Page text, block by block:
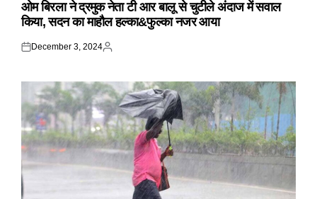
ओम बिरला ने द्रमुक नेता टी आर बालू से चुटीले अंदाज में सवाल
किया, सदन का माहौल हल्का&फुल्का नजर आया
Posted
December 3, 2024
Posted